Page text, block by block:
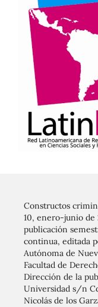
Constructos
10, enero-junio de
publicación
continua, editada
Autónoma de
Facultad de
Dirección de la
Universidad s/n
Nicolás de los